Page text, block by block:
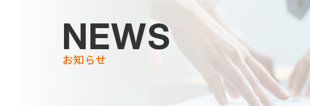
NEWS
お知らせ